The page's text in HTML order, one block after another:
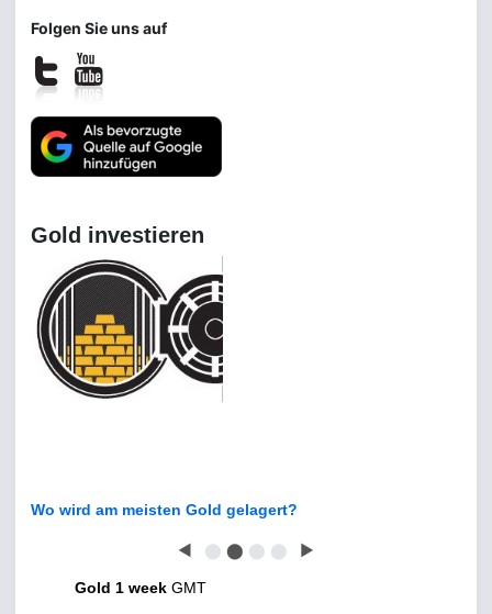
Folgen Sie uns auf
Gold investieren
Wo wird am meisten Gold gelagert?
◀ ⬤ ⬤ ⬤ ⬤ ▶
Gold 1 week GMT